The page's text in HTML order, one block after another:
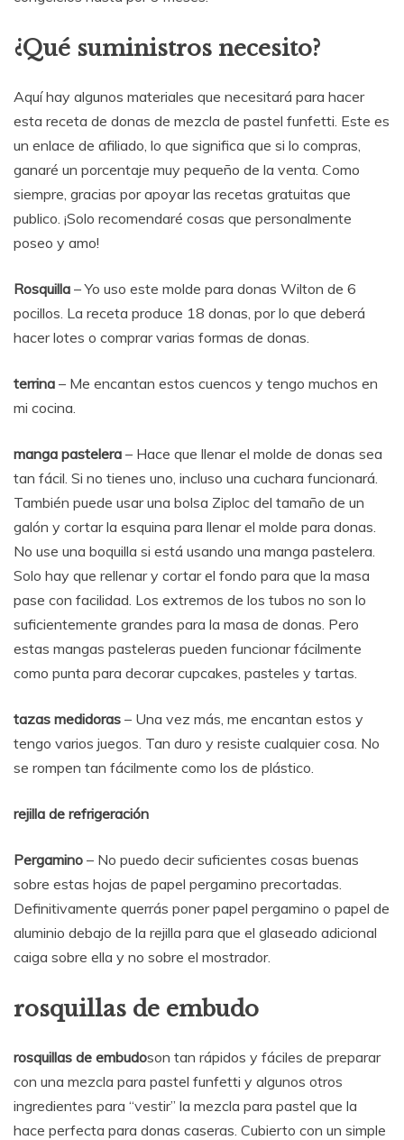
¿Qué suministros necesito?
Aquí hay algunos materiales que necesitará para hacer
esta receta de donas de mezcla de pastel funfetti. Este es
un enlace de afiliado, lo que significa que si lo compras,
ganaré un porcentaje muy pequeño de la venta. Como
siempre, gracias por apoyar las recetas gratuitas que
publico. ¡Solo recomendaré cosas que personalmente
poseo y amo!
Rosquilla – Yo uso este molde para donas Wilton de 6
pocillos. La receta produce 18 donas, por lo que deberá
hacer lotes o comprar varias formas de donas.
terrina – Me encantan estos cuencos y tengo muchos en
mi cocina.
manga pastelera – Hace que llenar el molde de donas sea
tan fácil. Si no tienes uno, incluso una cuchara funcionará.
También puede usar una bolsa Ziploc del tamaño de un
galón y cortar la esquina para llenar el molde para donas.
No use una boquilla si está usando una manga pastelera.
Solo hay que rellenar y cortar el fondo para que la masa
pase con facilidad. Los extremos de los tubos no son lo
suficientemente grandes para la masa de donas. Pero
estas mangas pasteleras pueden funcionar fácilmente
como punta para decorar cupcakes, pasteles y tartas.
tazas medidoras – Una vez más, me encantan estos y
tengo varios juegos. Tan duro y resiste cualquier cosa. No
se rompen tan fácilmente como los de plástico.
rejilla de refrigeración
Pergamino – No puedo decir suficientes cosas buenas
sobre estas hojas de papel pergamino precortadas.
Definitivamente querrás poner papel pergamino o papel de
aluminio debajo de la rejilla para que el glaseado adicional
caiga sobre ella y no sobre el mostrador.
rosquillas de embudo
rosquillas de embudoson tan rápidos y fáciles de preparar
con una mezcla para pastel funfetti y algunos otros
ingredientes para “vestir” la mezcla para pastel que la
hace perfecta para donas caseras. Cubierto con un simple